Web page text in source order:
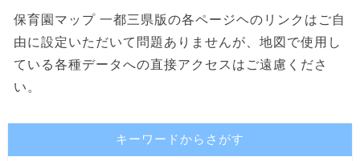
保育園マップ 一都三県版の各ページヘのリンクはご自
由に設定いただいて問題ありませんが、地図で使用し
ている各種データへの直接アクセスはご遠慮くださ
い。
キーワードからさがす